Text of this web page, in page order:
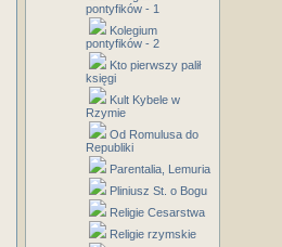
pontyfików - 1
Kolegium
pontyfików - 2
Kto pierwszy palił
księgi
Kult Kybele w
Rzymie
Od Romulusa do
Republiki
Parentalia, Lemuria
Pliniusz St. o Bogu
Religie Cesarstwa
Religie rzymskie